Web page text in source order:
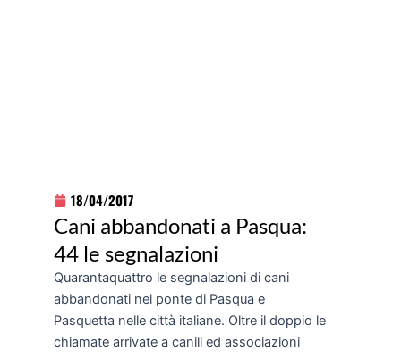
18/04/2017
Cani abbandonati a Pasqua:
44 le segnalazioni
Quarantaquattro le segnalazioni di cani
abbandonati nel ponte di Pasqua e
Pasquetta nelle città italiane. Oltre il doppio le
chiamate arrivate a canili ed associazioni